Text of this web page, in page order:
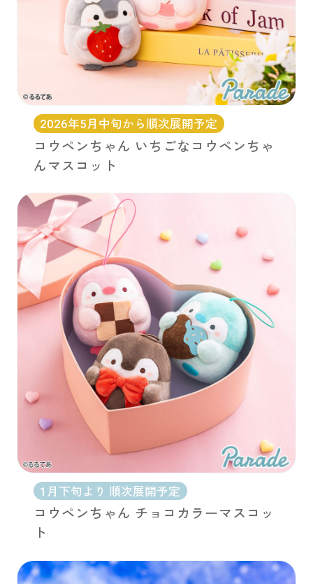
2026年5月中旬から順次展開予定
コウペンちゃん いちごなコウペンちゃ
んマスコット
1月下旬より 順次展開予定
コウペンちゃん チョコカラーマスコッ
ト